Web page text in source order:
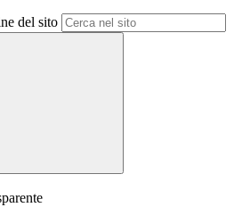
del sito